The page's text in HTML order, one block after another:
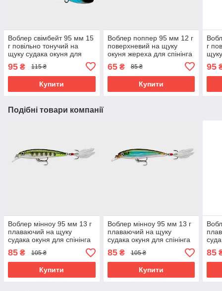
Воблер свімбейт 95 мм 15
г повільно тонучий на
щуку судака окуня для
95 ₴ 115 ₴
Купити
Воблер поппер 95 мм 12 г
поверхневий на щуку
окуня жереха для спінінга
65₴ 85 ₴
Купити
г
95
Подібні товари компанії
Воблер мінноу 95 мм 13 г
плаваючий на щуку
судака окуня для спінінга
391-4
85 ₴ 105 ₴
Купити
Воблер мінноу 95 мм 13 г
плаваючий на щуку
судака окуня для спінінга
391-5
85₴ 105 ₴
Купити
85